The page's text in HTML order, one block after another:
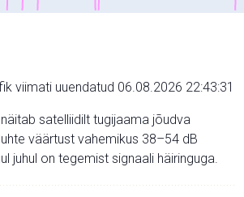
viimati uuendatud 06.08.2026 22:43:31
satelliidilt tugijaama jõudva
väärtust vahemikus 38–54 dB
juhul on tegemist signaali häiringuga.